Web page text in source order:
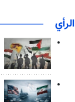
الرأي